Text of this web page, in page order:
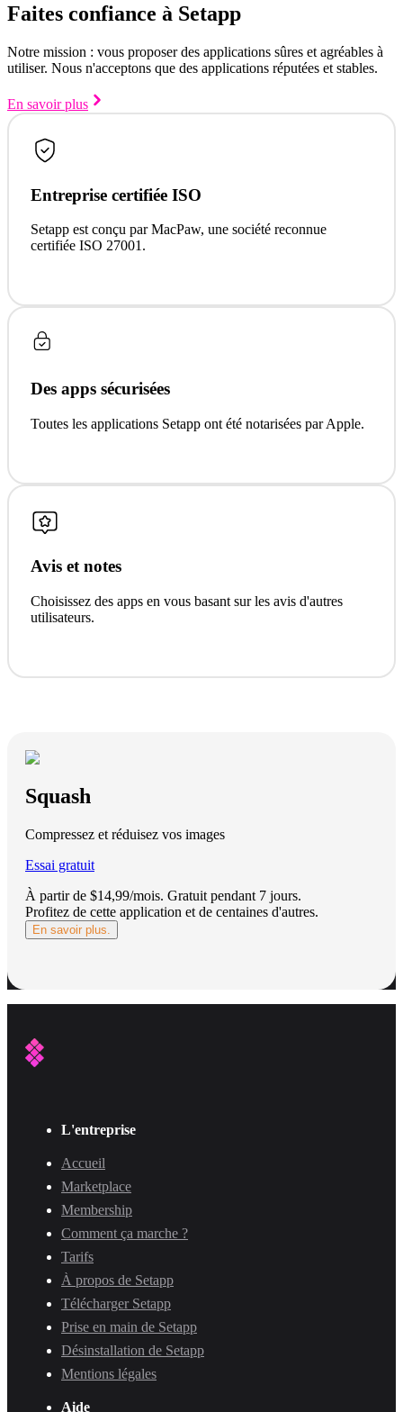
Faites confiance à Setapp
Notre mission : vous proposer des applications sûres et agréables à
utiliser. Nous n'acceptons que des applications réputées et stables.
En savoir plus
Entreprise certifiée ISO
Setapp est conçu par MacPaw, une société reconnue
certifiée ISO 27001.
Des apps sécurisées
Toutes les applications Setapp ont été notarisées par Apple.
Avis et notes
Choisissez des apps en vous basant sur les avis d'autres
utilisateurs.
Squash
Compressez et réduisez vos images
Essai gratuit
À partir de $14,99/mois. Gratuit pendant 7 jours.
Profitez de cette application et de centaines d'autres.
En savoir plus.
L'entreprise
Accueil
Marketplace
Membership
Comment ça marche ?
Tarifs
À propos de Setapp
Télécharger Setapp
Prise en main de Setapp
Désinstallation de Setapp
Mentions légales
Aide